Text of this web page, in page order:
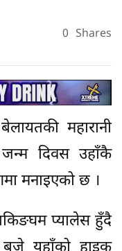
0 Shares
महारानी
दिवस उहाँकै
मनाइएको छ ।
प्यालेस हुँदै